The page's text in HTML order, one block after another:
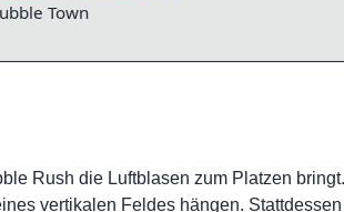
Town
Rush die Luftblasen zum Platzen
vertikalen Feldes hängen.